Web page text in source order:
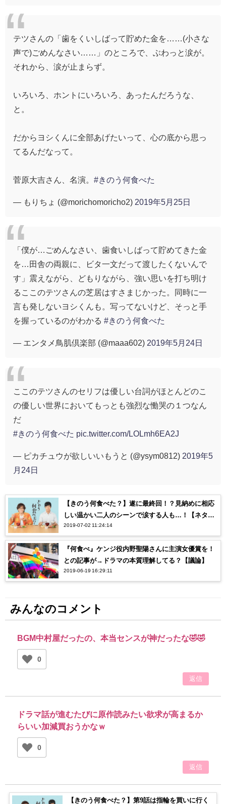
テツさんの「歯をくいしばって貯めた金を……(小さな
声で)ごめんなさい……」のところで、ぶわっと涙が。
それから、涙が止まらず。
いろいろ、ホントにいろいろ、あったんだろうな、
と。
だからヨシくんに全部あげたいって、心の底から思っ
てるんだなって。
菅原大吉さん、名演。 #きのう何食べた
— もりちょ (@morichomoricho2) 2019年5月25日
「僕が…ごめんなさい、歯食いしばって貯めてきた金
を…田舎の両親に、ビタ一文だって渡したくないんで
す」震えながら、どもりながら、強い思いを打ち明け
るここのテツさんの芝居はすさまじかった。同時に一
言も発しないヨシくんも。写ってないけど、そっと手
を握っているのがわかる #きのう何食べた
— エンタメ鳥肌倶楽部 (@maaa602) 2019年5月24日
ここのテツさんのセリフは優しい台詞がほとんどのこ
の優しい世界においてもっとも強烈な慟哭の１つなん
だ
#きのう何食べた pic.twitter.com/LOLmh6EA2J
— ピカチュウが欲しいいもうと (@ysym0812) 2019年5
月24日
【きのう何食べた？】遂に最終回！？見納めに相応
しい温かい二人のシーンで涙する人も…！【ネタバ
レ注意】
2019-07-02 11:24:14
『何食べ』ケンジ役内野聖陽さんに主演女優賞を！
との記事が→ドラマの本質理解してる？【議論】
2019-06-19 16:29:11
みんなのコメント
BGM中村屋だったの、本当センスが神だったな🤣🤣
0
返信
ドラマ話が進むたびに原作読みたい欲求が高まるか
らいい加減買おうかなｗ
0
返信
【きのう何食べた？】第9話は指輪を買いに行く